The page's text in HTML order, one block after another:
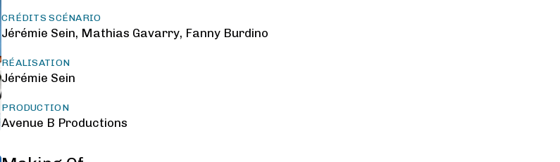
CRÉDITS SCÉNARIO
Jérémie Sein, Mathias Gavarry, Fanny Burdino
RÉALISATION
Jérémie Sein
PRODUCTION
Avenue B Productions